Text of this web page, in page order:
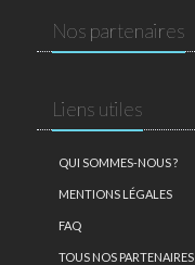
Nos partenaires
Liens utiles
QUI SOMMES-NOUS ?
MENTIONS LÉGALES
FAQ
TOUS NOS PARTENAIRES